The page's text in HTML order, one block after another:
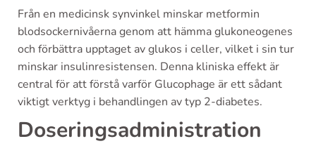
Från en medicinsk synvinkel minskar metformin
blodsockernivåerna genom att hämma glukoneogenes
och förbättra upptaget av glukos i celler, vilket i sin tur
minskar insulinresistensen. Denna kliniska effekt är
central för att förstå varför Glucophage är ett sådant
viktigt verktyg i behandlingen av typ 2-diabetes.
Doseringsadministration